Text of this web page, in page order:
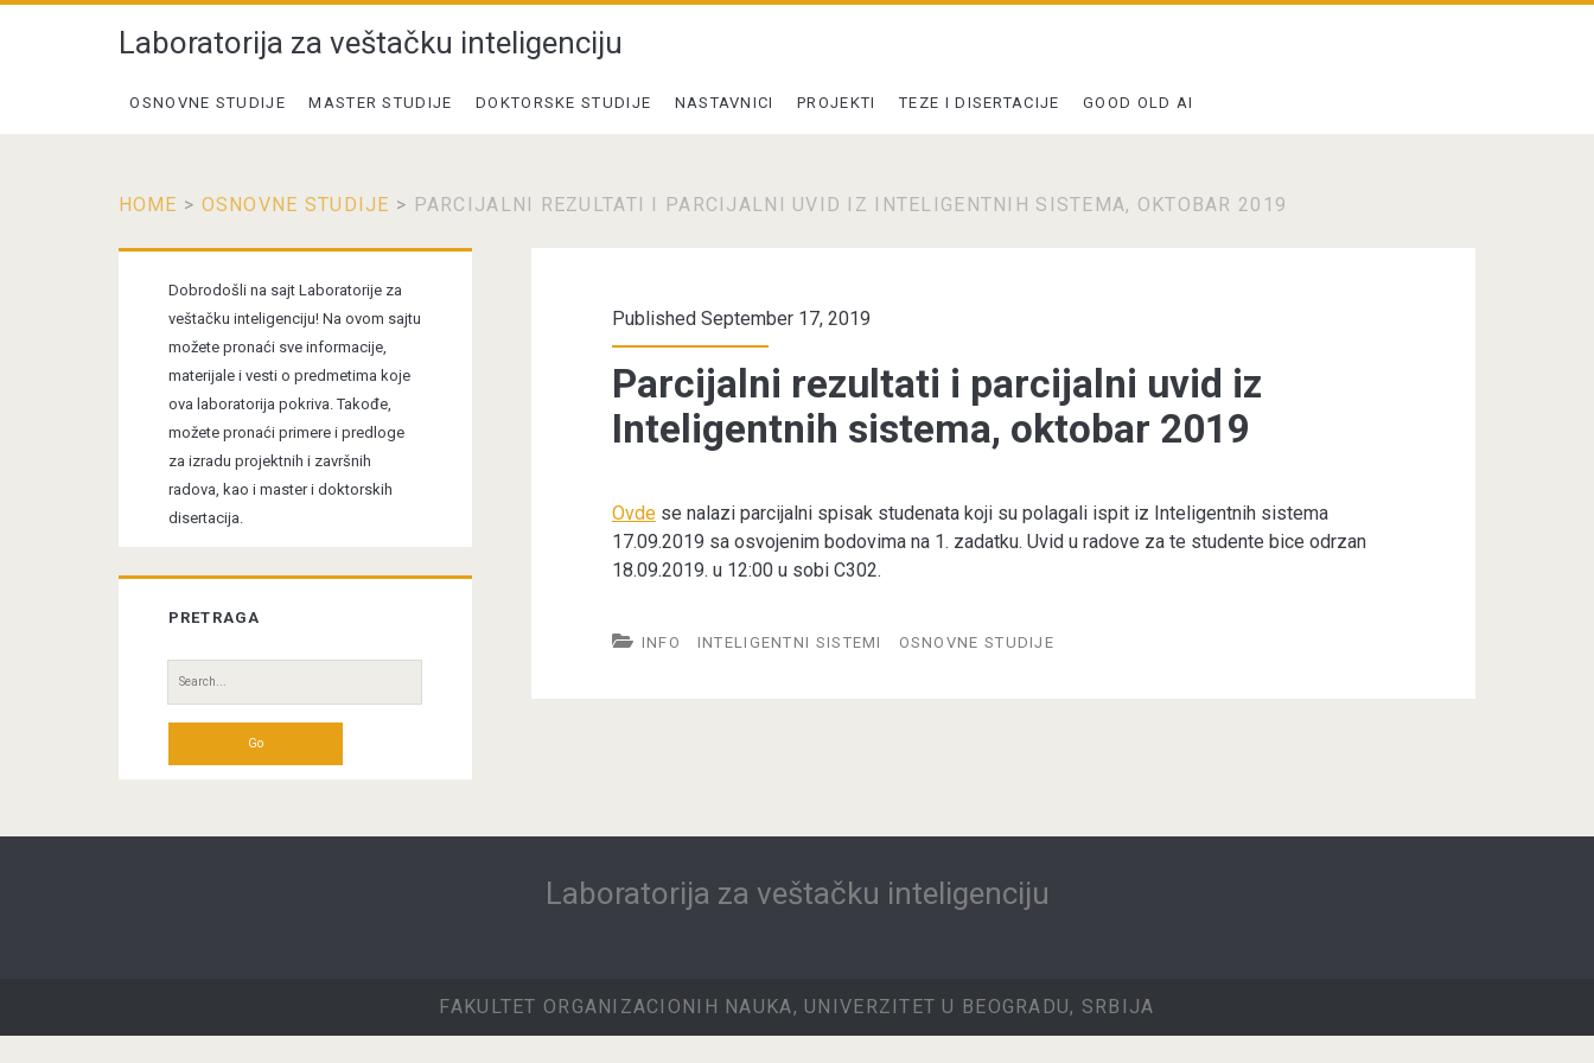
Laboratorija za veštačku inteligenciju
OSNOVNE STUDIJE MASTER STUDIJE DOKTORSKE STUDIJE NASTAVNICI PROJEKTI TEZE I DISERTACIJE GOOD OLD AI
HOME > OSNOVNE STUDIJE > PARCIJALNI REZULTATI I PARCIJALNI UVID IZ INTELIGENTNIH SISTEMA, OKTOBAR 2019
Published September 17, 2019
Parcijalni rezultati i parcijalni uvid iz
Inteligentnih sistema, oktobar 2019
Ovdese nalazi parcijalni spisak studenata koji su polagali ispit iz Inteligentnih sistema
17.09.2019 sa osvojenim bodovima na 1. zadatku. Uvid u radove za te studente bice odrzan
18.09.2019. u 12:00 u sobi C302.
INFO INTELIGENTNI SISTEMI OSNOVNE STUDIJE
Sidebar
Dobrodošli na sajt Laboratorije za
veštačku inteligenciju! Na ovom sajtu
možete pronaći sve informacije,
materijale i vesti o predmetima koje
ova laboratorija pokriva. Takođe,
možete pronaći primere i predloge
za izradu projektnih i završnih
radova, kao i master i doktorskih
disertacija.
PRETRAGA
Search
for:
Laboratorija za veštačku inteligenciju
FAKULTET ORGANIZACIONIH NAUKA, UNIVERZITET U BEOGRADU, SRBIJA